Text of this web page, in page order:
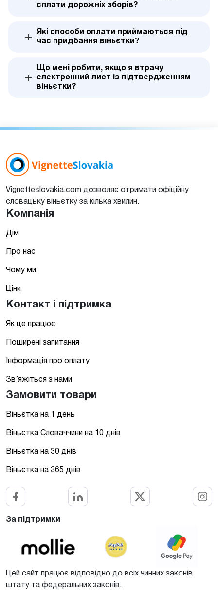
сплати дорожніх зборів?
Які способи оплати приймаються під
час придбання віньєтки?
Що мені робити, якщо я втрачу
електронний лист із підтвердженням
віньєтки?
Vignetteslovakia.com дозволяє отримати офіційну
словацьку віньєтку за кілька хвилин.
Компанія
Дім
Про нас
Чому ми
Ціни
Контакт і підтримка
Як це працює
Поширені запитання
Інформація про оплату
Зв’яжіться з нами
Замовити товари
Віньєтка на 1 день
Віньєтка Словаччини на 10 днів
Віньєтка на 30 днів
Віньєтка на 365 днів
За підтримки
Цей сайт працює відповідно до всіх чинних законів
штату та федеральних законів.